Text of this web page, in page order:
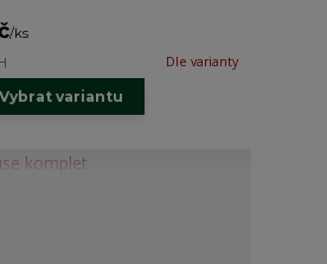
/ks
Dle varianty
Vybrat variantu